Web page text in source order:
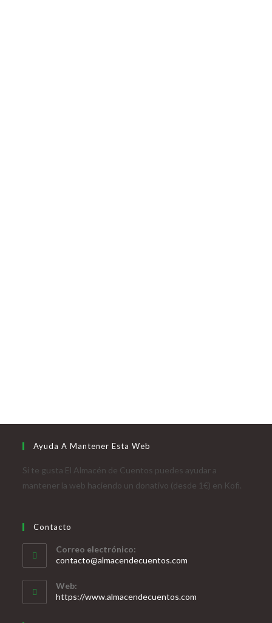
Ayuda A Mantener Esta Web
Si te gusta El Almacén de Cuentos puedes ayudar a
mantener la web haciendo un donativo (desde 1€) en Kofi.
Contacto
Correo electrónico:
contacto@almacendecuentos.com
Web:
https://www.almacendecuentos.com